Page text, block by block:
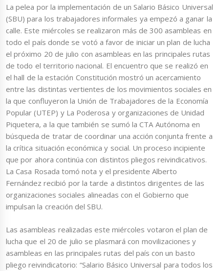
La pelea por la implementación de un Salario Básico Universal
(SBU) para los trabajadores informales ya empezó a ganar la
calle. Este miércoles se realizaron más de 300 asambleas en
todo el país donde se votó a favor de iniciar un plan de lucha
el próximo 20 de julio con asambleas en las principales rutas
de todo el territorio nacional. El encuentro que se realizó en
el hall de la estación Constitución mostró un acercamiento
entre las distintas vertientes de los movimientos sociales en
la que confluyeron la Unión de Trabajadores de la Economía
Popular (UTEP) y La Poderosa y organizaciones de Unidad
Piquetera, a la que también se sumó la CTA Autónoma en
búsqueda de tratar de coordinar una acción conjunta frente a
la crítica situación económica y social. Un proceso incipiente
que por ahora continúa con distintos pliegos reivindicativos.
La Casa Rosada tomó nota y el presidente Alberto
Fernández recibió por la tarde a distintos dirigentes de las
organizaciones sociales alineadas con el Gobierno que
impulsan la creación del SBU.
Las asambleas realizadas este miércoles votaron el plan de
lucha que el 20 de julio se plasmará con movilizaciones y
asambleas en las principales rutas del país con un basto
pliego reivindicatorio: “Salario Básico Universal para todos los